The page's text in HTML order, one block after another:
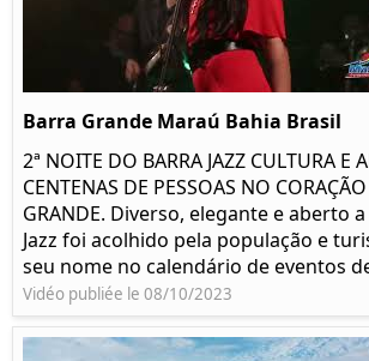
Barra Grande Maraú Bahia Brasil
2ª NOITE DO BARRA JAZZ CULTURA E
CENTENAS DE PESSOAS NO
GRANDE. Diverso, elegante e aberto
Jazz foi acolhido pela população e
seu nome no calendário de eventos
Vidéo publiée le 08/10/2023